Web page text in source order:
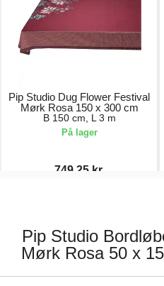
Pip Studio Dug Flower Festival
Mørk Rosa 150 x 300 cm
B 150 cm, L 3 m
På lager
749,25 kr.
Pip Studio
Mørk Rosa 50 x